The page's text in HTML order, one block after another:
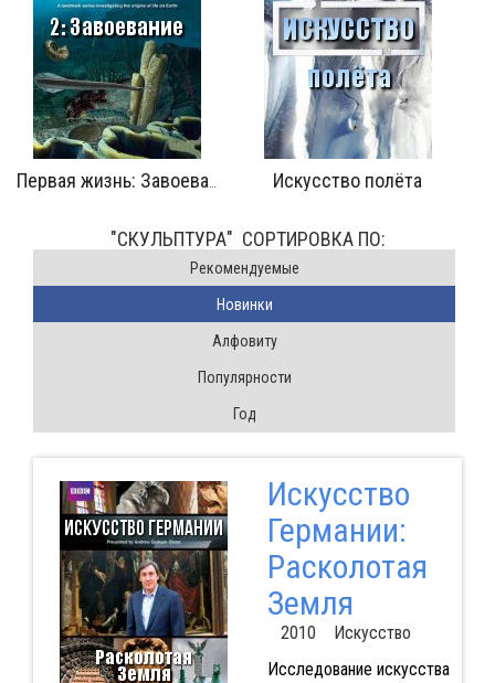
Искусство полёта
"СКУЛЬПТУРА" CОРТИРОВКА ПО:
Pекомендуемые
Новинки
Алфовиту
Популярности
Год
Искусство
Германии:
Расколотая
Земля
2010 Искусство
Исследование искусства